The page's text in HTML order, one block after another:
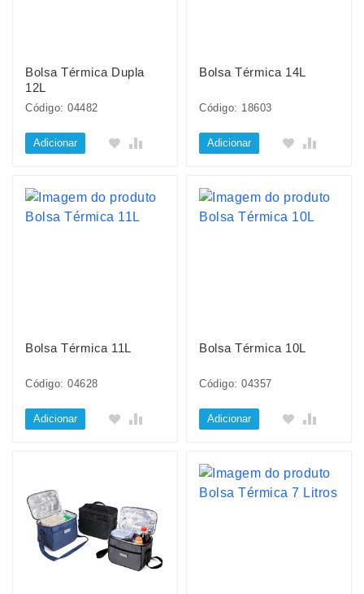
Bolsa Térmica Dupla
12L
Código: 04482
Adicionar
Bolsa Térmica 14L
Código: 18603
Adicionar
Bolsa Térmica 11L
Código: 04628
Adicionar
Bolsa Térmica 10L
Código: 04357
Adicionar